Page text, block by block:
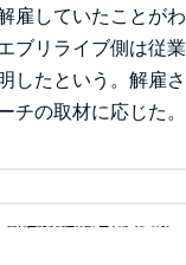
雇していたことが
ブリライブ側は従
したという。解雇
チの取材に応じた。